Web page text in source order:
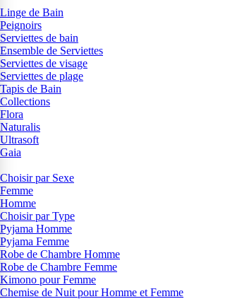
Linge de Bain
Peignoirs
Serviettes de bain
Ensemble de Serviettes
Serviettes de visage
Serviettes de plage
Tapis de Bain
Collections
Flora
Naturalis
Ultrasoft
Gaia
Choisir par Sexe
Femme
Homme
Choisir par Type
Pyjama Homme
Pyjama Femme
Robe de Chambre Homme
Robe de Chambre Femme
Kimono pour Femme
Chemise de Nuit pour Homme et Femme